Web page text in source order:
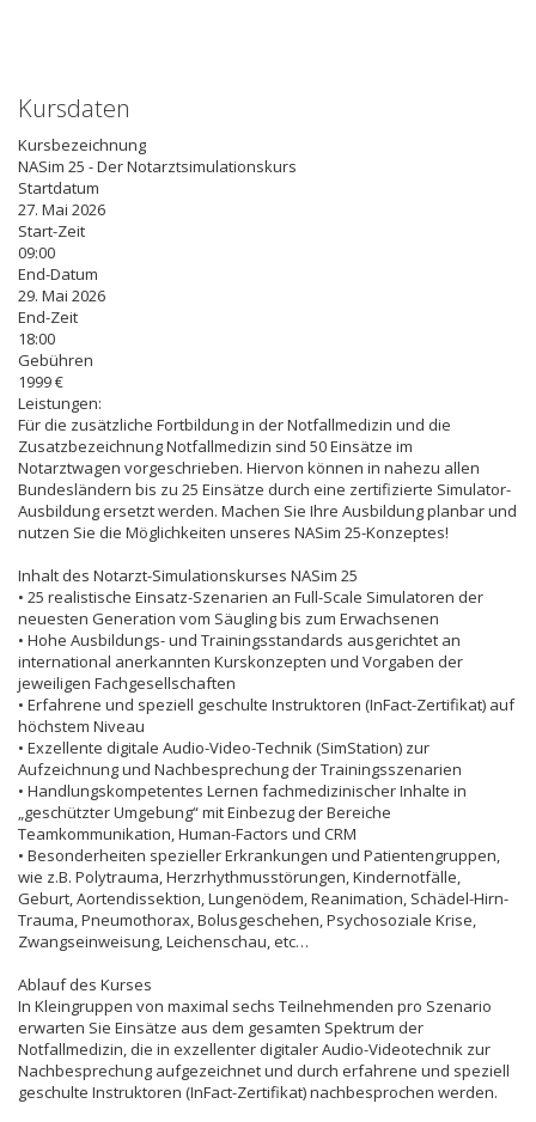
Kursdaten
Kursbezeichnung
NASim 25 - Der Notarztsimulationskurs
Startdatum
27. Mai 2026
Start-Zeit
09:00
End-Datum
29. Mai 2026
End-Zeit
18:00
Gebühren
1999 €
Leistungen:
Für die zusätzliche Fortbildung in der Notfallmedizin und die
Zusatzbezeichnung Notfallmedizin sind 50 Einsätze im
Notarztwagen vorgeschrieben. Hiervon können in nahezu allen
Bundesländern bis zu 25 Einsätze durch eine zertifizierte Simulator-
Ausbildung ersetzt werden. Machen Sie Ihre Ausbildung planbar und
nutzen Sie die Möglichkeiten unseres NASim 25-Konzeptes!
Inhalt des Notarzt-Simulationskurses NASim 25
• 25 realistische Einsatz-Szenarien an Full-Scale Simulatoren der
neuesten Generation vom Säugling bis zum Erwachsenen
• Hohe Ausbildungs- und Trainingsstandards ausgerichtet an
international anerkannten Kurskonzepten und Vorgaben der
jeweiligen Fachgesellschaften
• Erfahrene und speziell geschulte Instruktoren (InFact-Zertifikat) auf
höchstem Niveau
• Exzellente digitale Audio-Video-Technik (SimStation) zur
Aufzeichnung und Nachbesprechung der Trainingsszenarien
• Handlungskompetentes Lernen fachmedizinischer Inhalte in
„geschützter Umgebung“ mit Einbezug der Bereiche
Teamkommunikation, Human-Factors und CRM
• Besonderheiten spezieller Erkrankungen und Patientengruppen,
wie z.B. Polytrauma, Herzrhythmusstörungen, Kindernotfälle,
Geburt, Aortendissektion, Lungenödem, Reanimation, Schädel-Hirn-
Trauma, Pneumothorax, Bolusgeschehen, Psychosoziale Krise,
Zwangseinweisung, Leichenschau, etc…
Ablauf des Kurses
In Kleingruppen von maximal sechs Teilnehmenden pro Szenario
erwarten Sie Einsätze aus dem gesamten Spektrum der
Notfallmedizin, die in exzellenter digitaler Audio-Videotechnik zur
Nachbesprechung aufgezeichnet und durch erfahrene und speziell
geschulte Instruktoren (InFact-Zertifikat) nachbesprochen werden.